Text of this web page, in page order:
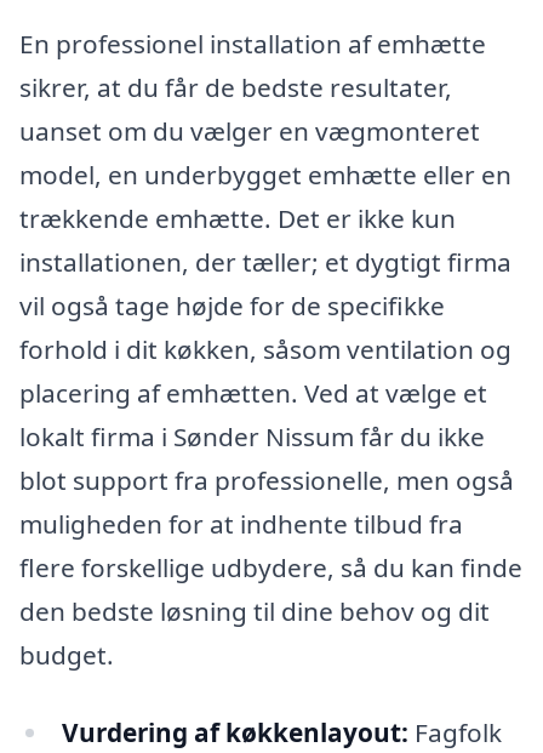
En professionel installation af emhætte
sikrer, at du får de bedste resultater,
uanset om du vælger en vægmonteret
model, en underbygget emhætte eller en
trækkende emhætte. Det er ikke kun
installationen, der tæller; et dygtigt firma
vil også tage højde for de specifikke
forhold i dit køkken, såsom ventilation og
placering af emhætten. Ved at vælge et
lokalt firma i Sønder Nissum får du ikke
blot support fra professionelle, men også
muligheden for at indhente tilbud fra
flere forskellige udbydere, så du kan finde
den bedste løsning til dine behov og dit
budget.
Vurdering af køkkenlayout: Fagfolk